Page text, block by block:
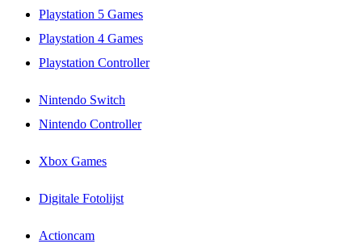
Playstation 5 Games
Playstation 4 Games
Playstation Controller
Nintendo Switch
Nintendo Controller
Xbox Games
Digitale Fotolijst
Actioncam